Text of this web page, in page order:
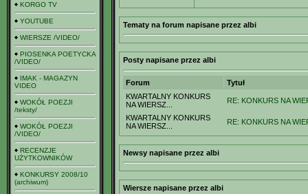
KORGO TV
YOUTUBE
WIERSZE /VIDEO/
PIOSENKA POETYCKA
/VIDEO/
IMAK - MAGAZYN
VIDEO
WOKÓŁ POEZJI
/teksty/
WOKÓŁ POEZJI
/VIDEO/
RECENZJE
UŻYTKOWNIKÓW
KONKURSY 2008/10
(archiwum)
Tematy na forum napisane przez albi
Posty napisane przez albi
Forum
Tytuł
KWARTALNY KONKURS
NA WIERSZ...
RE: KONKURS NA
KWARTALNY KONKURS
NA WIERSZ...
RE: KONKURS NA
Newsy napisane przez albi
Wiersze napisane przez albi